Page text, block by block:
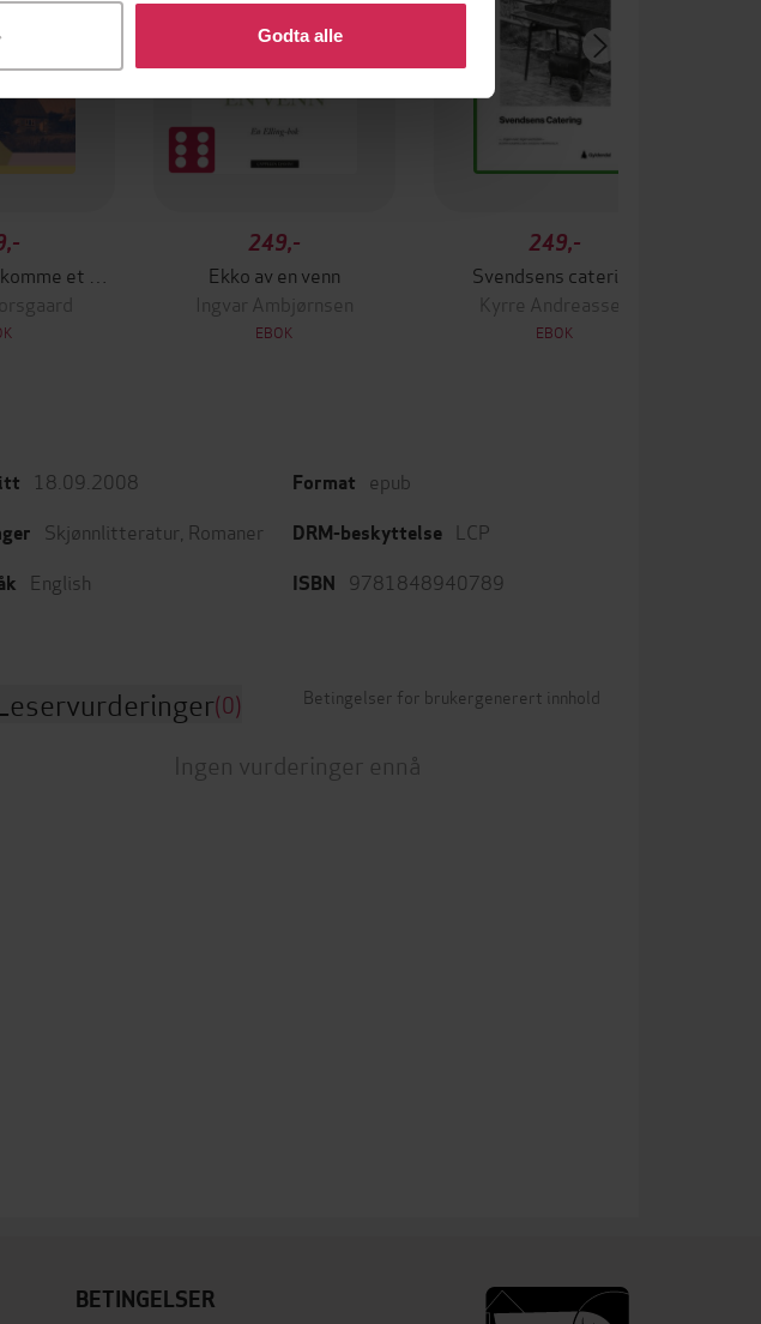
Godta alle
249,-
Ekko av en venn
Ingvar Ambjørnsen
EBOK
249,-
Svendsens catering
Kyrre Andreassen
EBOK
18.09.2008
Skjønnlitteratur Romaner
English
Format epub
DRM-beskyttelse LCP
ISBN 9781848940789
(0) Betingelser for brukergenerert innhold
Ingen vurderinger ennå
BETINGELSER